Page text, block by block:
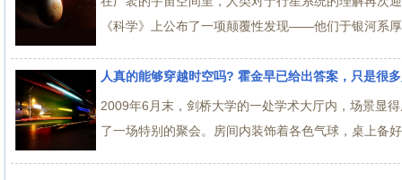
《科学》上公布了一项颠覆性发现——他们于银河系
人真的能够穿越时空吗? 霍金早已给出答案，只是很
2009年6月末，剑桥大学的一处学术大厅内，场景显
了一场特别的聚会。房间内装饰着各色气球，桌上备